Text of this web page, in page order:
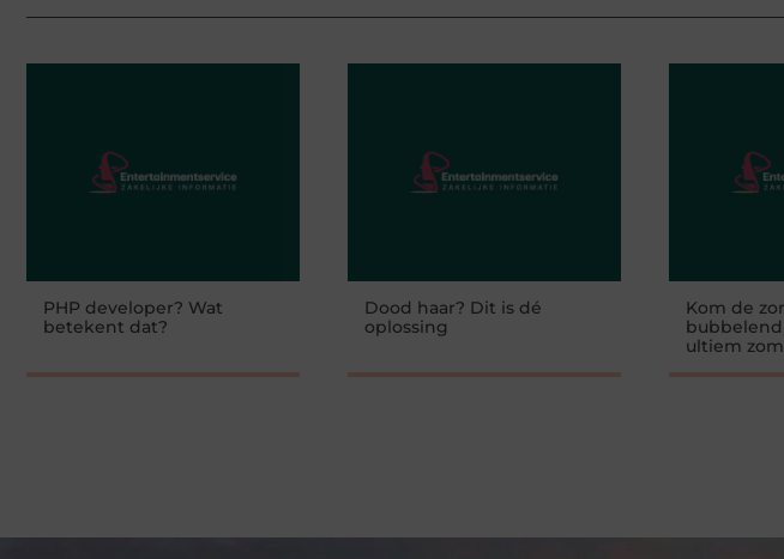
PHP developer? Wat
betekent dat?
Dood haar? Dit is dé
oplossing
Kom de
ultiem